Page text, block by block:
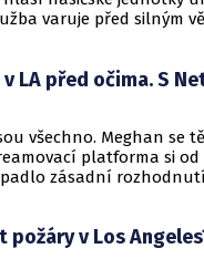
varuje před silným
LA před očima. S
všechno. Meghan se
platforma si od
zásadní
v Los